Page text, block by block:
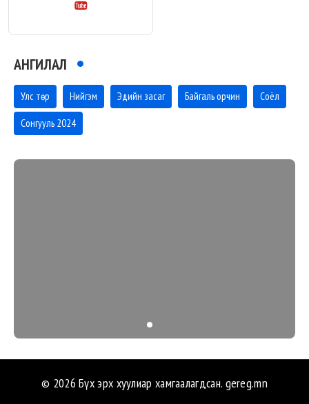
АНГИЛАЛ
Улс төр Нийгэм Эдийн засаг Байгаль орчин Соёл
Сонгууль 2024
© 2026 Бүх эрх хуулиар хамгаалагдсан. gereg.mn